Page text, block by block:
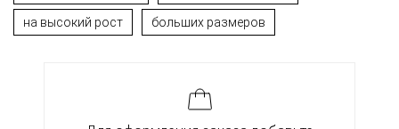
на высокий рост больших размеров